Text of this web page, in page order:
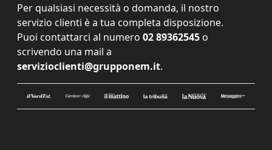
Per qualsiasi necessità o domanda, il nostro
servizio clienti è a tua completa disposizione.
Puoi contattarci al numero 02 89362545 o
scrivendo una mail a
servizioclienti@grupponem.it.